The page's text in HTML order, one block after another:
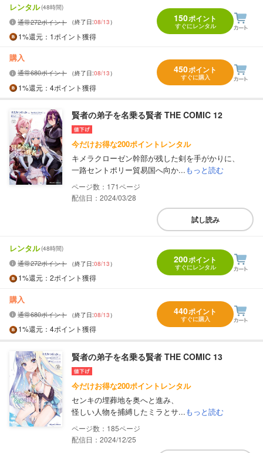
レンタル(48時間)
通常272ポイント （終了日:08/13）
1%還元 ：1ポイント獲得
150ポイント
すぐにレンタル
購入
通常680ポイント （終了日:08/13）
1%還元 ：4ポイント獲得
450ポイント
すぐに購入
賢者の弟子を名乗る賢者 THE COMIC 12
今だけお得な200ポイントレンタル
キメラクローゼン幹部が残した剣を手がかりに、
一路セントポリー貿易国へ向か...もっと読む
171
配信日：2024/03/28
試し読み
レンタル(48時間)
通常272ポイント （終了日:08/13）
1%還元 ：2ポイント獲得
200ポイント
すぐにレンタル
購入
通常680ポイント （終了日:08/13）
1%還元 ：4ポイント獲得
440ポイント
すぐに購入
賢者の弟子を名乗る賢者 THE COMIC 13
今だけお得な200ポイントレンタル
センキの埋葬地を奥へと進み、
怪しい人物を捕縛したミラとサ...もっと読む
185
配信日：2024/12/25